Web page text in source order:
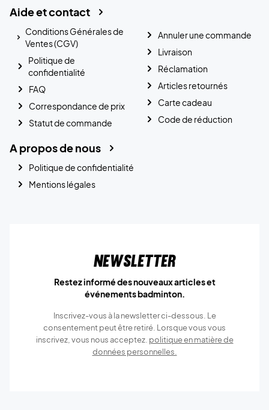
Aide et contact
Conditions Générales de
Ventes (CGV)
Politique de
confidentialité
FAQ
Correspondance de prix
Statut de commande
Annuler une commande
Livraison
Réclamation
Articles retournés
Carte cadeau
Code de réduction
A propos de nous
Politique de confidentialité
Mentions légales
Newsletter
Restez informé des nouveaux articles et
événements badminton.
Inscrivez-vous à la newsletter ci-dessous. Le
consentement peut être retiré. Lorsque vous vous
inscrivez, vous nous acceptez. politique en matière de
données personnelles.